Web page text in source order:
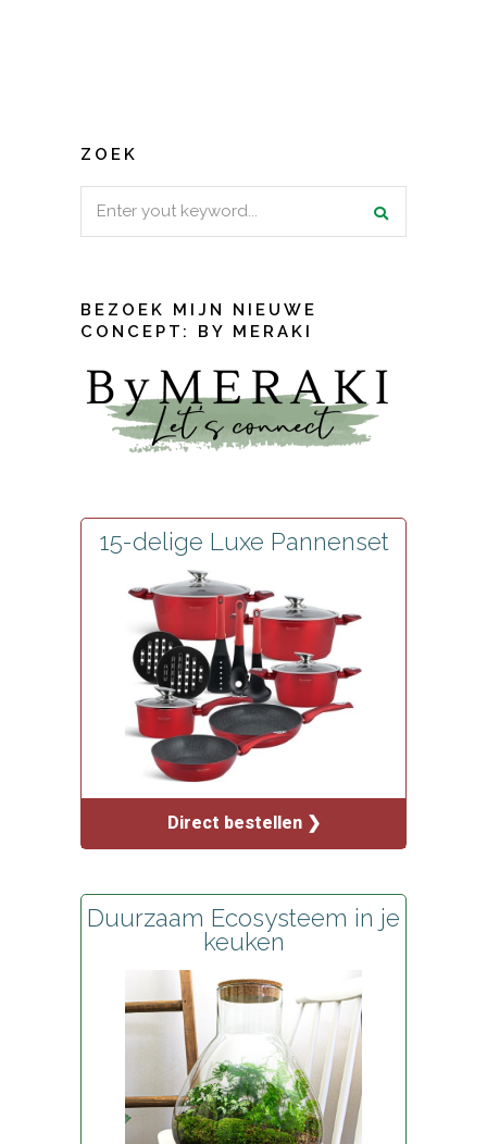
ZOEK
BEZOEK MIJN NIEUWE
CONCEPT: BY MERAKI
15-delige Luxe Pannenset
Direct bestellen ❯
Duurzaam Ecosysteem in je
keuken